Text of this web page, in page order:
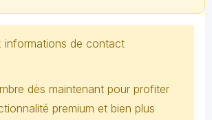
informations de contact
dès maintenant pour profiter
premium et bien plus